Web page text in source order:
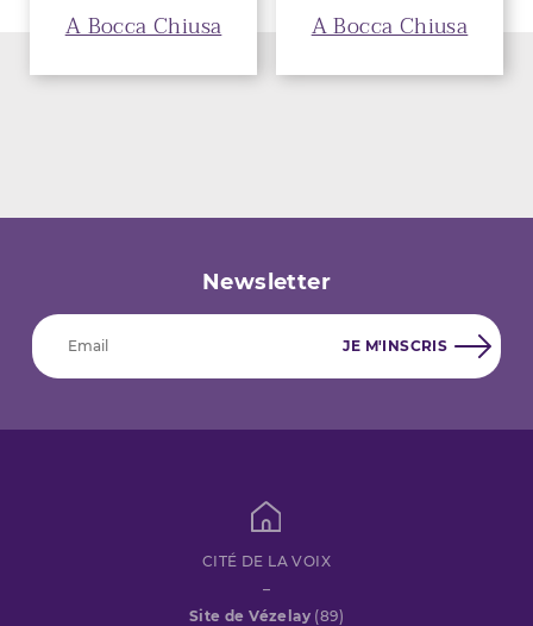
A Bocca Chiusa A Bocca Chiusa
Newsletter
CITÉ DE LA VOIX
–
Site de Vézelay (89)